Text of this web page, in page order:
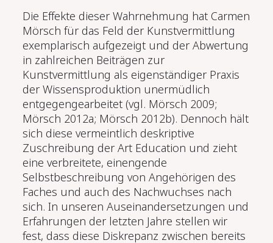
Die Effekte dieser Wahrnehmung hat Carmen
Mörsch für das Feld der Kunstvermittlung
exemplarisch aufgezeigt und der Abwertung
in zahlreichen Beiträgen zur
Kunstvermittlung als eigenständiger Praxis
der Wissensproduktion unermüdlich
entgegengearbeitet (vgl. Mörsch 2009;
Mörsch 2012a; Mörsch 2012b). Dennoch hält
sich diese vermeintlich deskriptive
Zuschreibung der Art Education und zieht
eine verbreitete, einengende
Selbstbeschreibung von Angehörigen des
Faches und auch des Nachwuchses nach
sich. In unseren Auseinandersetzungen und
Erfahrungen der letzten Jahre stellen wir
fest, dass diese Diskrepanz zwischen bereits